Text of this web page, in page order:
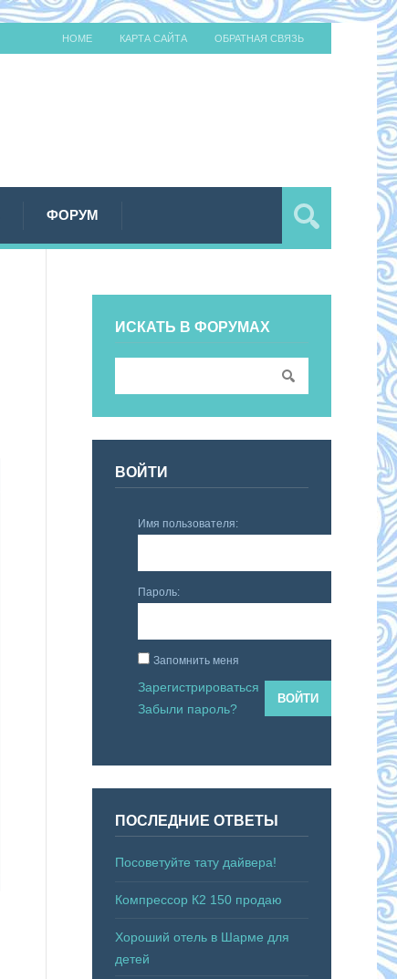
HOME КАРТА САЙТА ОБРАТНАЯ СВЯЗЬ
ФОРУМ
ИСКАТЬ В ФОРУМАХ
ВОЙТИ
Имя пользователя:
Пароль:
Запомнить меня
ВОЙТИ
Зарегистрироваться
Забыли пароль?
ПОСЛЕДНИЕ ОТВЕТЫ
Посоветуйте тату дайвера!
Компрессор К2 150 продаю
Хороший отель в Шарме для
детей